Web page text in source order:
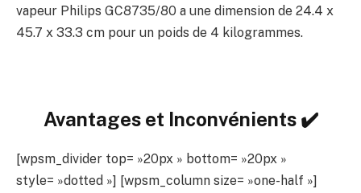
vapeur Philips GC8735/80 a une dimension de 24.4 x
45.7 x 33.3 cm pour un poids de 4 kilogrammes.
Avantages et Inconvénients ✔️
[wpsm_divider top= »20px » bottom= »20px »
style= »dotted »] [wpsm_column size= »one-half »]